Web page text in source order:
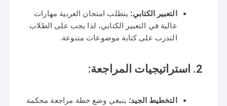
التعبير الكتابي: يتطلب امتحان العربية مهارات
عالية في التعبير الكتابي، لذا يجب على الطلاب
التدرب على كتابة موضوعات متنوعة.
2. استراتيجيات المراجعة:
التخطيط الجيد: ينبغي وضع خطة مراجعة محكمة